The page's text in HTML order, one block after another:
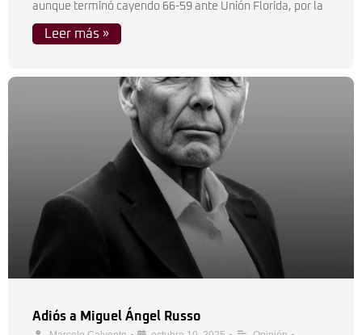
aunque terminó cayendo 66-59 ante Unión Florida, por la
Leer más »
Adiós a Miguel Ángel Russo